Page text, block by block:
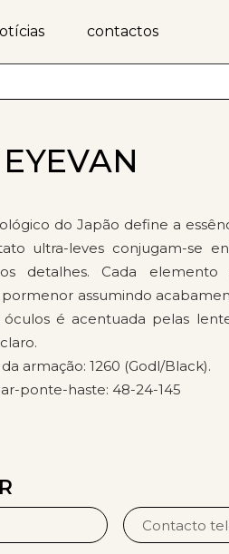
contactos
do Japão define a
ultra-leves conjugam-se
detalhes. Cada
assumindo
óculos é acentuada pelas
armação: 1260 (Godl/Black).
ponte-haste: 48-24-145